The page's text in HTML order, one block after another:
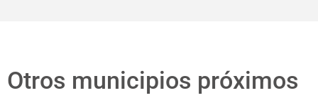
Otros municipios próximos